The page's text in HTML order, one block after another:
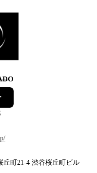
丘町21-4 渋谷桜丘町ビル